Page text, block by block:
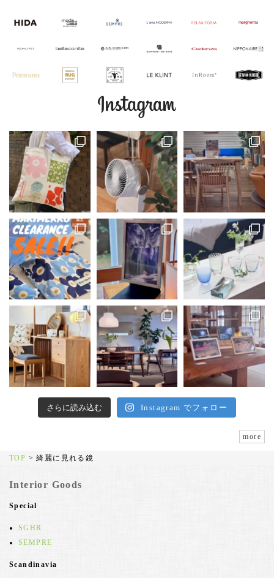
さらに読み込む Instagram でフォロー
more
TOP >綺麗に見れる鏡
Interior Goods
Special
SGHR
SEMPRE
Scandinavia